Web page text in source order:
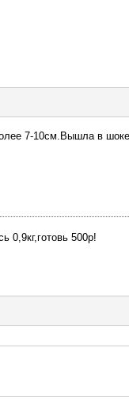
7-10см.Вышла в шоке
0,9кг,готовь 500р!